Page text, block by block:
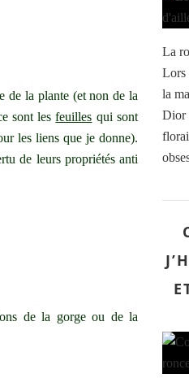
de la plante (et non de la
sont lesfeuilles qui sont
les liens que je donne).
de leurs propriétés anti
de la gorge ou de la
La
Lors
la
Dior